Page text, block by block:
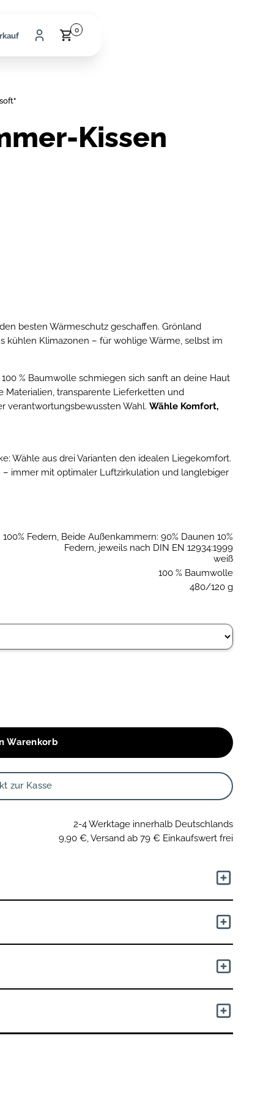
0
Kissen
besten Wärmeschutz geschaffen. Grönland
kühlen Klimazonen – für wohlige Wärme, selbst im
% Baumwolle schmiegen sich sanft an deine Haut
transparente Lieferketten und
verantwortungsbewussten Wahl.Wähle Komfort,
Wähle aus drei Varianten den idealen Liegekomfort.
immer mit optimaler Luftzirkulation und langlebiger
Federn, Beide Außenkammern: 90% Daunen 10%
Federn, jeweils nach DIN EN 12934:1999
weiß
100 % Baumwolle
480/120 g
Warenkorb
zur Kasse
2-4 Werktage innerhalb Deutschlands
9,90 €, Versand ab 79 € Einkaufswert frei